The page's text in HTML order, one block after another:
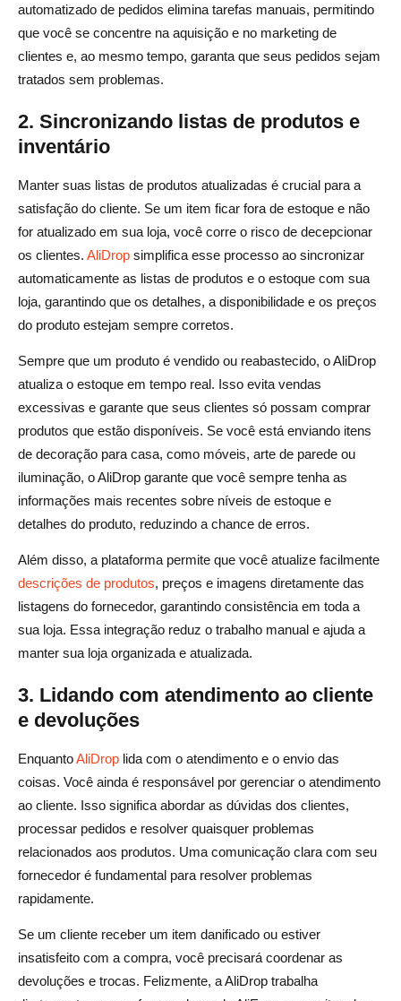
automatizado de pedidos elimina tarefas manuais, permitindo
que você se concentre na aquisição e no marketing de
clientes e, ao mesmo tempo, garanta que seus pedidos sejam
tratados sem problemas.
2. Sincronizando listas de produtos e
inventário
Manter suas listas de produtos atualizadas é crucial para a
satisfação do cliente. Se um item ficar fora de estoque e não
for atualizado em sua loja, você corre o risco de decepcionar
os clientes. AliDrop simplifica esse processo ao sincronizar
automaticamente as listas de produtos e o estoque com sua
loja, garantindo que os detalhes, a disponibilidade e os preços
do produto estejam sempre corretos.
Sempre que um produto é vendido ou reabastecido, o AliDrop
atualiza o estoque em tempo real. Isso evita vendas
excessivas e garante que seus clientes só possam comprar
produtos que estão disponíveis. Se você está enviando itens
de decoração para casa, como móveis, arte de parede ou
iluminação, o AliDrop garante que você sempre tenha as
informações mais recentes sobre níveis de estoque e
detalhes do produto, reduzindo a chance de erros.
Além disso, a plataforma permite que você atualize facilmente
descrições de produtos, preços e imagens diretamente das
listagens do fornecedor, garantindo consistência em toda a
sua loja. Essa integração reduz o trabalho manual e ajuda a
manter sua loja organizada e atualizada.
3. Lidando com atendimento ao cliente
e devoluções
EnquantoAliDrop lida com o atendimento e o envio das
coisas. Você ainda é responsável por gerenciar o atendimento
ao cliente. Isso significa abordar as dúvidas dos clientes,
processar pedidos e resolver quaisquer problemas
relacionados aos produtos. Uma comunicação clara com seu
fornecedor é fundamental para resolver problemas
rapidamente.
Se um cliente receber um item danificado ou estiver
insatisfeito com a compra, você precisará coordenar as
devoluções e trocas. Felizmente, a AliDrop trabalha